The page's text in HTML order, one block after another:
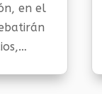
en el